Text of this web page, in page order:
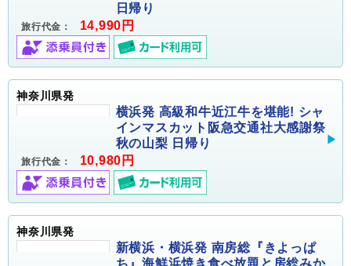
日帰り
旅行代金： 14,990円
神奈川県発
横浜発 高級和牛近江牛を堪能! シャ
インマスカット阪急交通社大感謝祭
秋の山梨 日帰り
旅行代金： 10,980円
神奈川県発
新横浜・横浜発 南房総『きよっぱ
ち』海鮮浜焼き食べ放題と房総みか